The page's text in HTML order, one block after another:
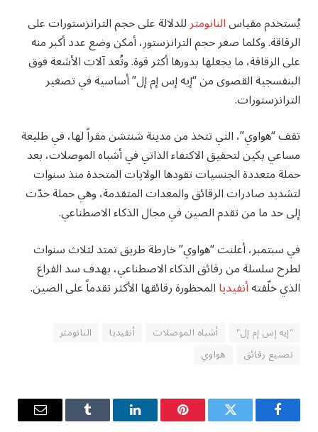
يُستخدم مقياسالنانومترللدلالة على حجم الترانزستورات على
الرقاقة. وكلما صغر حجم الترانزستور، أمكن وضع عدد أكبر منه
على الرقاقة، ما يجعلها بدورها أكثر قوة. وتُعد آلات الأشعة فوق
البنفسجية القصوى من “إيه إس إم إل” أساسية في تصغير
الترانزستورات.
تقف “هواوي”، التي تتخذ من مدينة شنتشن مقراً لها، في طليعة
مساعي بكين لتحقيق الاكتفاء الذاتي في أشباه الموصلات، بعد
حملة متعددة الجنسيات تقودها الولايات المتحدة منذ سنوات
لتشديد صادرات الرقائق والمعدات المتقدمة، وهي حملة حدّت
إلى حد ما من تقدم الصين في مجال الذكاء الاصطناعي.
في سبتمبر، أعلنت “هواوي” خارطة طريق تمتد لثلاث سنوات
لطرح سلسلة من رقائق الذكاء الاصطناعي، بهدف سد الفراغ
الذي خلّفتهأنفيدياالمحظورة رقائقها الأكثر تقدماً على الصين.
"إيه إس إم إل" أشباه الموصلات أنفيديا
النانومتر
تصنيع رقائق
هواوي
فيسبوك تويتر بينتيريستلينكدإن Tumblr البريد